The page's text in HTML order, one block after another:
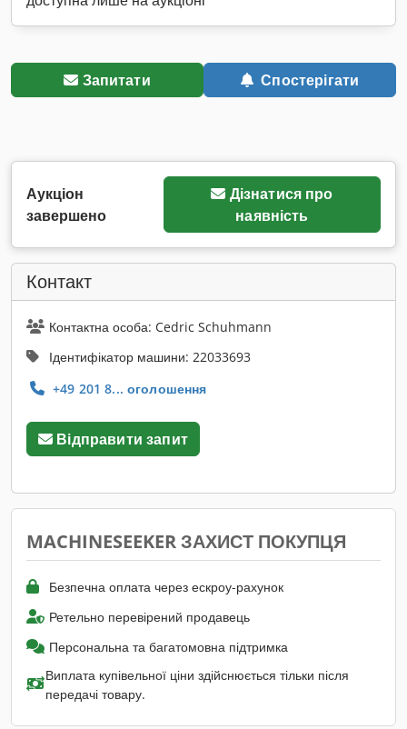
Запитати Спостерігати
Аукціон
завершено
Дізнатися про
наявність
Контакт
Контактна особа: Cedric Schuhmann
Ідентифікатор машини: 22033693
+49 201 8... оголошення
Відправити запит
MACHINESEEKER ЗАХИСТ ПОКУПЦЯ
Безпечна оплата через ескроу-рахунок
Ретельно перевірений продавець
Персональна та багатомовна підтримка
Виплата купівельної ціни здійснюється тільки після
передачі товару.